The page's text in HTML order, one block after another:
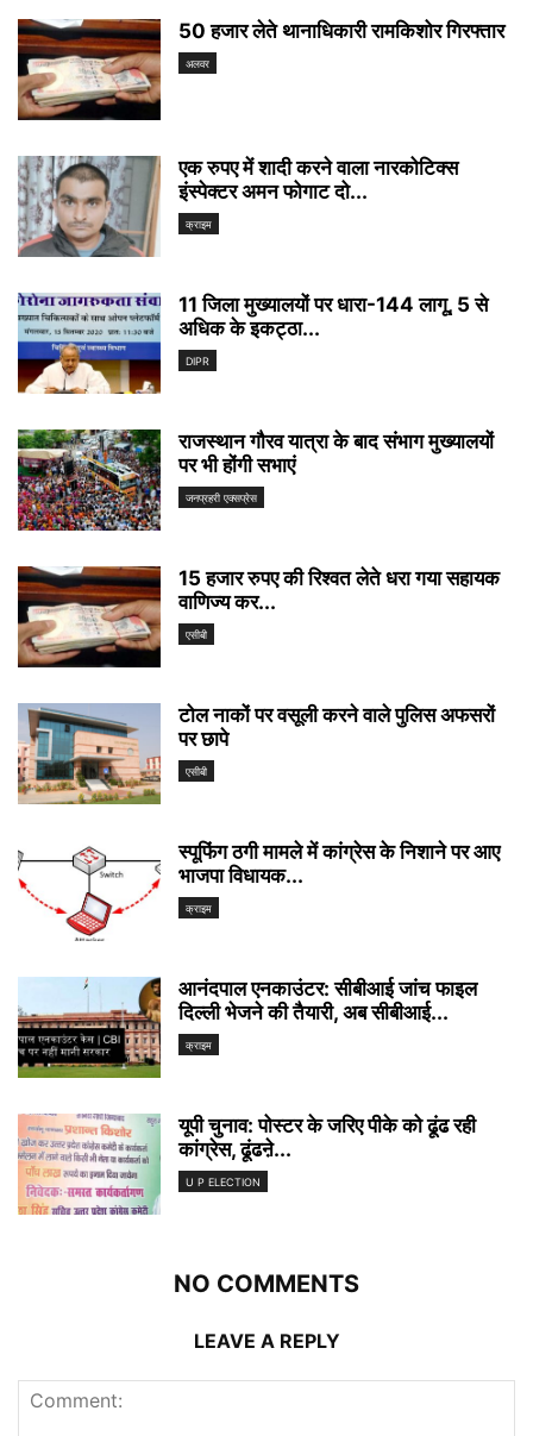
50 हजार लेते थानाधिकारी रामकिशोर गिरफ्तार
अलवर
एक रुपए में शादी करने वाला नारकोटिक्स
इंस्पेक्टर अमन फोगाट दो...
क्राइम
11 जिला मुख्यालयों पर धारा-144 लागू, 5 से
अधिक के इकट्ठा...
DIPR
राजस्थान गौरव यात्रा के बाद संभाग मुख्यालयों
पर भी होंगी सभाएं
जनप्रहरी एक्सप्रेस
15 हजार रुपए की रिश्वत लेते धरा गया सहायक
वाणिज्य कर...
एसीबी
टोल नाकों पर वसूली करने वाले पुलिस अफसरों
पर छापे
एसीबी
स्पूफिंग ठगी मामले में कांग्रेस के निशाने पर आए
भाजपा विधायक...
क्राइम
आनंदपाल एनकाउंटर: सीबीआई जांच फाइल
दिल्ली भेजने की तैयारी, अब सीबीआई...
क्राइम
यूपी चुनाव: पोस्टर के जरिए पीके को ढूंढ रही
कांग्रेस, ढूंढऩे...
U P ELECTION
NO COMMENTS
LEAVE A REPLY